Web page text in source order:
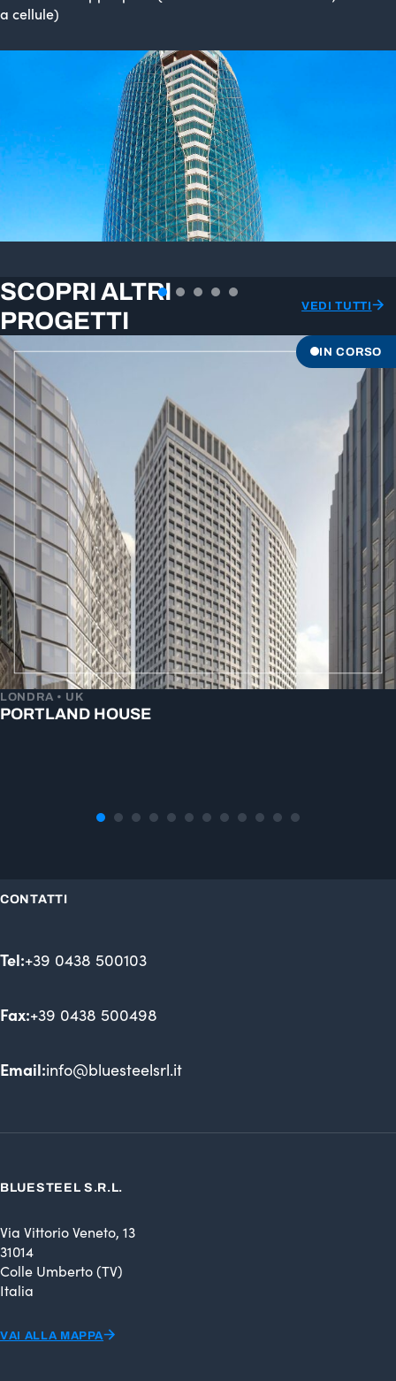
a cellule)
SCOPRI ALTRI
PROGETTI
VEDI TUTTI
IN CORSO
PORTLAND HOUSE
LONDRA • UK
CONTATTI
Tel:+39 0438 500103
Fax:+39 0438 500498
Email:info@bluesteelsrl.it
BLUESTEEL S.R.L.
Via Vittorio Veneto, 13
31014
Colle Umberto (TV)
Italia
VAI ALLA MAPPA